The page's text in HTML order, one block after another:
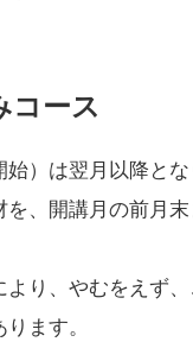
コース
）は翌月以降とな
を、開講月の前月
より、やむをえず
ます。